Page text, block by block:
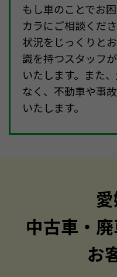
もし車のことでお
カラにご相談くだ
状況をじっくりと
識を持つスタッフ
いたします。また
なく、不動車や事
いたします。
中古車・
お